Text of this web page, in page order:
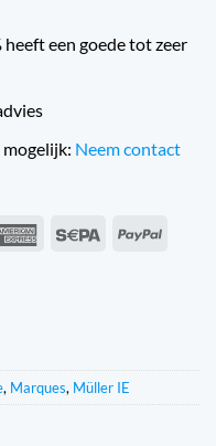
heeft een goede tot zeer
Neem contact
American Sepa
PayPal
, Marques, Müller IE